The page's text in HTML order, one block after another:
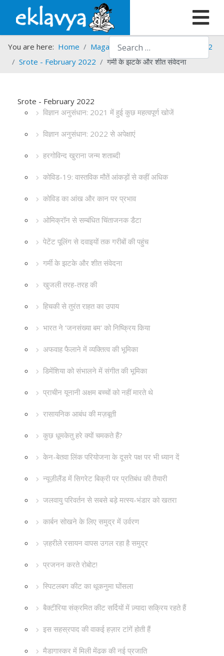
Search
You are here: Home Magazines Srote
Srote - 2022
Srote - February 2022
गर्मी के झटके और शीत संवेदना
Srote - February 2022
विज्ञान अनुसंधान: 2021 में हुई कुछ महत्वपूर्ण खोजें
विज्ञान अनुसंधान: 2022 से अपेक्षाएं
हरगोविन्द खुराना जन्म शताब्दी
कोविड-19: वास्तविक मौतें आंकड़ों से कहीं अधिक
कोविड का आंख और कान पर प्रभाव
ओमिक्रॉन से सम्बंधित चिंताजनक डैटा
पेटेंट पूलिंग से दवाइयों तक गरीबों की पहुंच
गर्मी के झटके और शीत संवेदना
खुजली तरह-तरह की
हिचकी से तुरंत राहत का उपाय
भारत ने ‘जनसंख्या बम' को निष्क्रिय किया
अफवाह फैलाने में व्यक्तित्व की भूमिका
डिमेंशिया को संभालने में संगीत की भूमिका
प्राचीन यूनानी अक्षम बच्चों को नहीं मारते थे
रासायनिक आबंध की मज़बूती
कुछ धूमकेतु हरे क्यों चमकते हैं?
केन-बेतवा लिंक परियोजना के दूसरे पक्ष पर भी ध्यान दें
न्यूज़ीलैंड में सिगरेट बिक्री पर प्रतिबंध की तैयारी
जलवायु परिवर्तन से सबसे बड़े मत्स्य-भंडार को खतरा
कार्बन सोखने के लिए समुद्र में उर्वरण
ज़हरीले रसायन वापस उगल रहा है समुद्र
प्रजनन करते रोबोट!
स्पिटलबग कीट का थूकनुमा घोंसला
बैक्टीरिया संक्रमित कीट सर्दियों में ज़्यादा सक्रिय रहते हैं
इस सहस्रपाद की वाकई हज़ार टांगें होती हैं
मैडागास्कर में मिली मेंढक की नई प्रजाति